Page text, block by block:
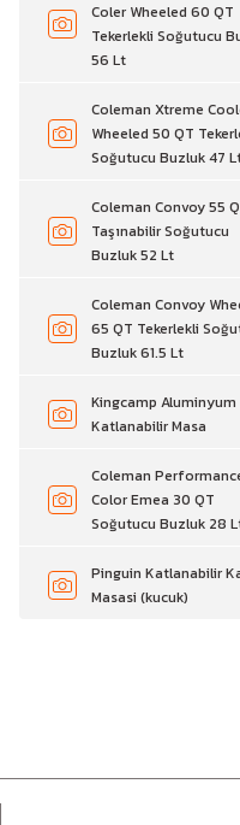
Coler Wheeled 60 QT
Tekerlekli Soğutucu
56 Lt
Coleman Xtreme
Wheeled 50 QT
Soğutucu Buzluk 47
Coleman Convoy 55
Taşınabilir Soğutucu
Buzluk 52 Lt
Coleman Convoy
65 QT Tekerlekli
Buzluk 61.5 Lt
Kingcamp Aluminyum
Katlanabilir Masa
Coleman
Color Emea 30 QT
Soğutucu Buzluk 28
Pinguin Katlanabilir
Masasi (kucuk)